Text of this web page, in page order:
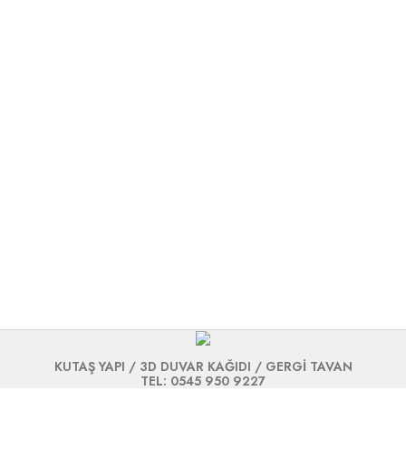
KUTAŞ YAPI / 3D DUVAR KAĞIDI / GERGİ TAVAN
TEL: 0545 950 9227